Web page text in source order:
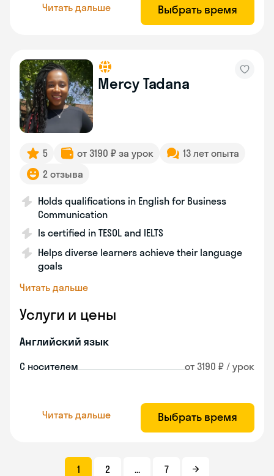
Читать дальше Выбрать время
Mercy Tadana
5 от 3190 ₽ за урок
13 лет опыта
2 отзыва
Holds qualifications in English for Business
Communication
Is certified in TESOL and IELTS
Helps diverse learners achieve their language
goals
Читать дальше
Услуги и цены
Английский язык
С носителем от 3190 ₽ / урок
Читать дальше Выбрать время
1 2 ... 7